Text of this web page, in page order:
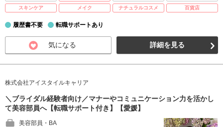
スキンケア
メイク ナチュラルコスメ 百貨店
履歴書不要 転職サポートあり
気になる 詳細を見る
株式会社アイスタイルキャリア
＼ブライダル経験者向け／マナーやコミュニケーション力を活かし
て美容部員へ【転職サポート付き】【愛媛】
美容部員・BA